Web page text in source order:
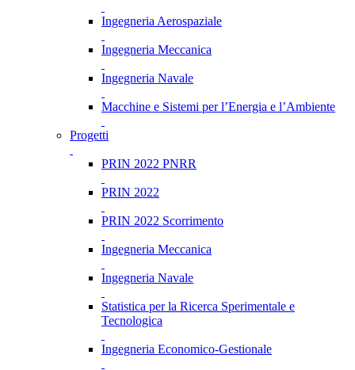
Ingegneria Aerospaziale
Ingegneria Meccanica
Ingegneria Navale
Macchine e Sistemi per l’Energia e l’Ambiente
Progetti
PRIN 2022 PNRR
PRIN 2022
PRIN 2022 Scorrimento
Ingegneria Meccanica
Ingegneria Navale
Statistica per la Ricerca Sperimentale e
Tecnologica
Ingegneria Economico-Gestionale